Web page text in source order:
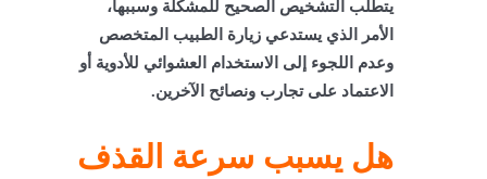
يتطلب التشخيص الصحيح للمشكلة وسببها،
الأمر الذي يستدعي زيارة الطبيب المتخصص
وعدم اللجوء إلى الاستخدام العشوائي للأدوية أو
الاعتماد على تجارب ونصائح الآخرين.
هل يسبب سرعة القذف